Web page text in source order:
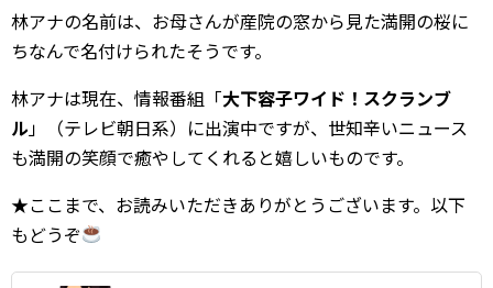
林アナの名前は、お母さんが産院の窓から見た満開の桜に
ちなんで名付けられたそうです。
林アナは現在、情報番組「大下容子ワイド！スクランブ
ル」（テレビ朝日系）に出演中ですが、世知辛いニュース
も満開の笑顔で癒やしてくれると嬉しいものです。
★ここまで、お読みいただきありがとうございます。以下
もどうぞ